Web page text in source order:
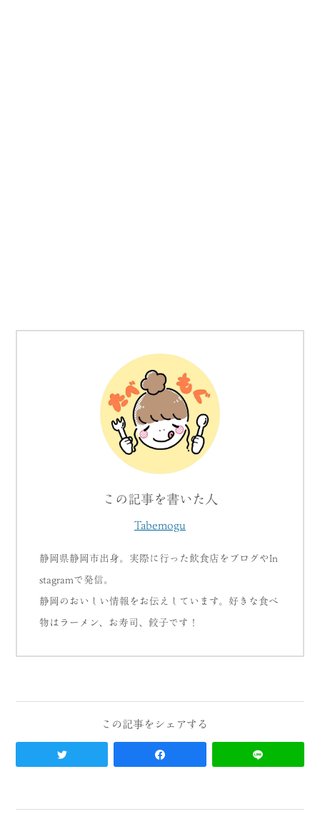
この記事を書いた人
Tabemogu
静岡県静岡市出身。実際に行った飲食店をブログやIn
stagramで発信。
静岡のおいしい情報をお伝えしています。好きな食べ
物はラーメン、お寿司、餃子です！